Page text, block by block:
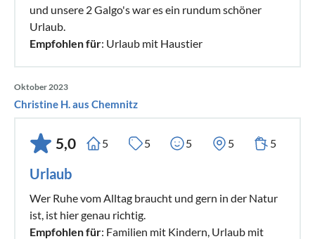
und unsere 2 Galgo's war es ein rundum schöner
Urlaub.
Empfohlen für: Urlaub mit Haustier
Oktober 2023
Christine H. aus Chemnitz
5,0 5 5 5 5 5
Urlaub
Wer Ruhe vom Alltag braucht und gern in der Natur
ist, ist hier genau richtig.
Empfohlen für: Familien mit Kindern, Urlaub mit